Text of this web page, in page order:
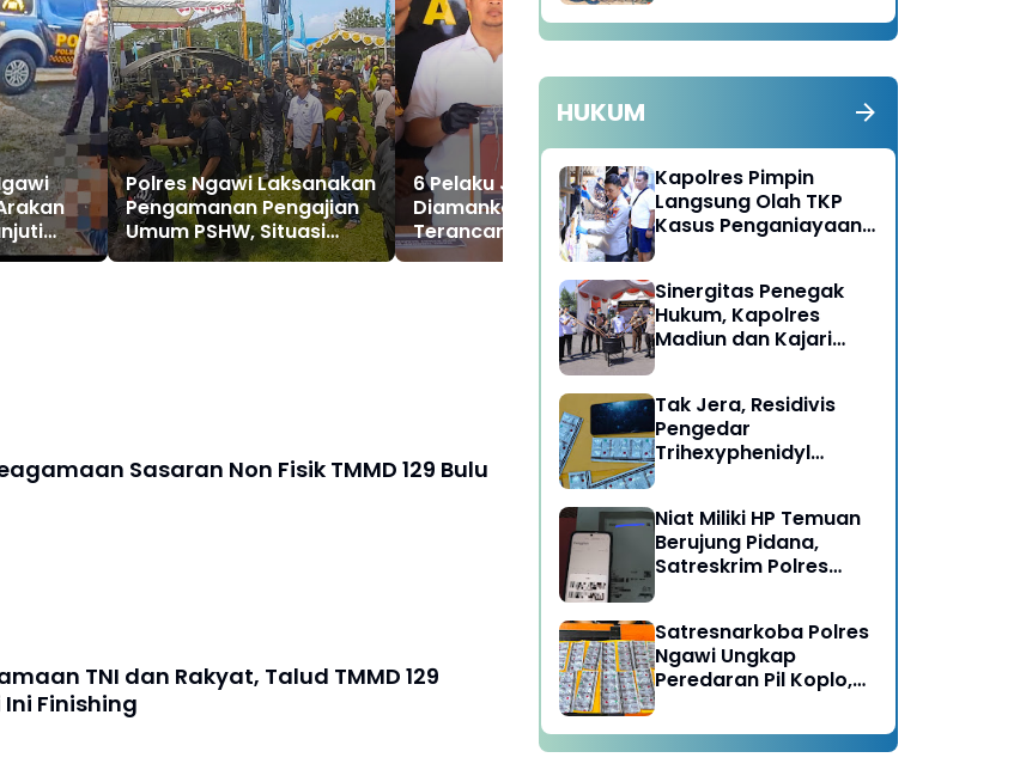
Polres Ngawi Laksanakan
Pengamanan Pengajian
Umum PSHW, Situasi
Kondusif
6 Pelaku Judi Online
Diamankan Polres Ngawi,
Terancam Pidana
Penjara Maksimal 9
Polres Ngawi Ungkap 4
Kasus Peredaran Pil
Sasaran Non Fisik TMMD 129 Bulu
TNI dan Rakyat, Talud TMMD 129
Ini Finishing
Rumah Sasaran Rehab
RTLH
HUKUM
Kapolres Pimpin
Langsung Olah TKP
Kasus Penganiayaan
Ngawi
Sinergitas Penegak
Hukum, Kapolres
Madiun dan Kajari
Umum
Tak Jera, Residivis
Pengedar
Trihexyphenidyl
Ngawi
Niat Miliki HP Temuan
Berujung Pidana,
Satreskrim Polres
Satresnarkoba Polres
Ngawi Ungkap
Peredaran Pil Koplo,
Diamankan